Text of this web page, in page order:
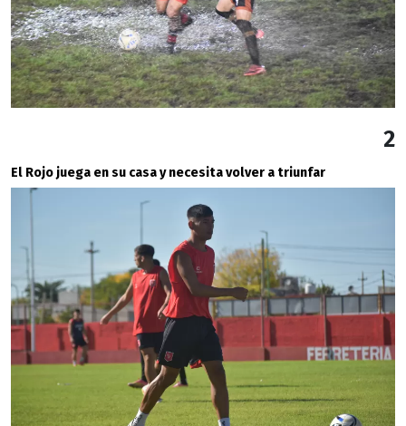
2
El Rojo juega en su casa y necesita volver a triunfar